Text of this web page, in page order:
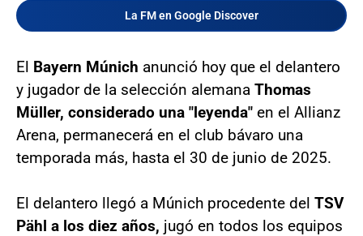
La FM en Google Discover
El Bayern Múnich anunció hoy que el delantero
y jugador de la selección alemana Thomas
Müller, considerado una "leyenda" en el Allianz
Arena, permanecerá en el club bávaro una
temporada más, hasta el 30 de junio de 2025.
El delantero llegó a Múnich procedente del TSV
Pähl a los diez años, jugó en todos los equipos